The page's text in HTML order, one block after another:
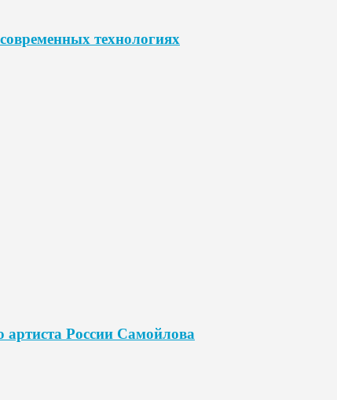
технологиях
артиста России Самойлова